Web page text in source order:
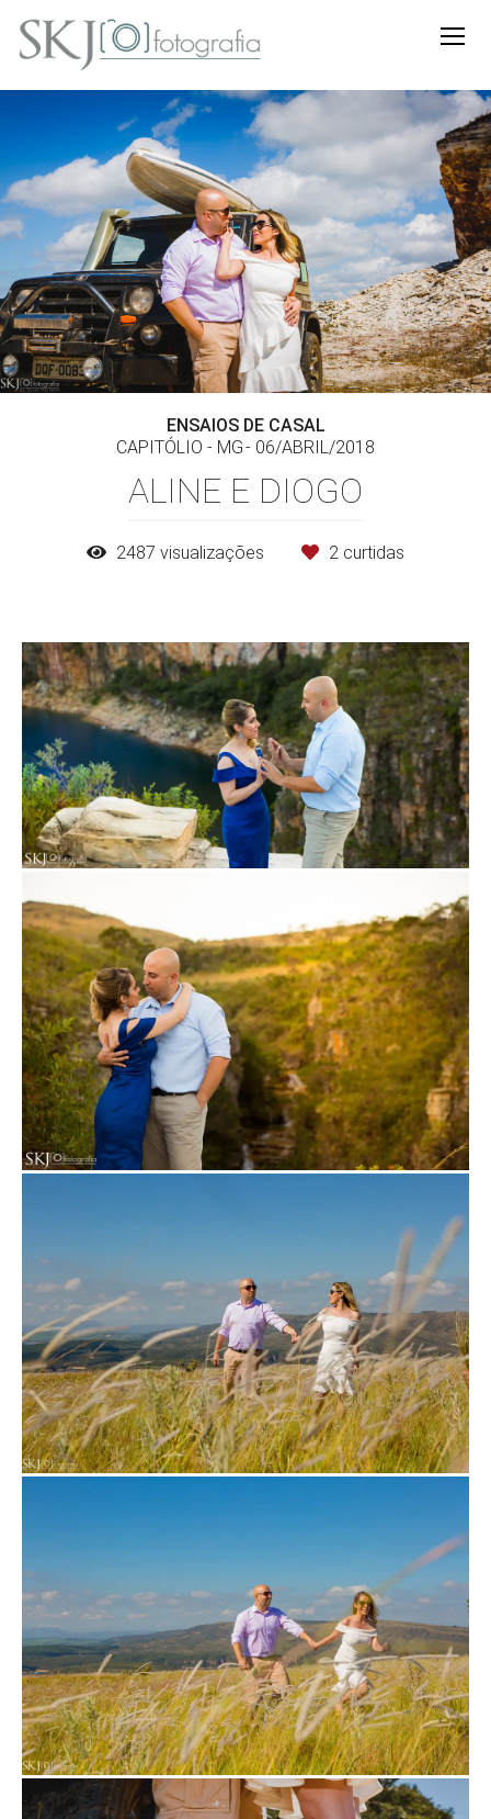
ENSAIOS DE CASAL
CAPITÓLIO - MG
06/ABRIL/2018
ALINE E DIOGO
2487 visualizações 2 curtidas